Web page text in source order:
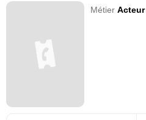
MétierActeur